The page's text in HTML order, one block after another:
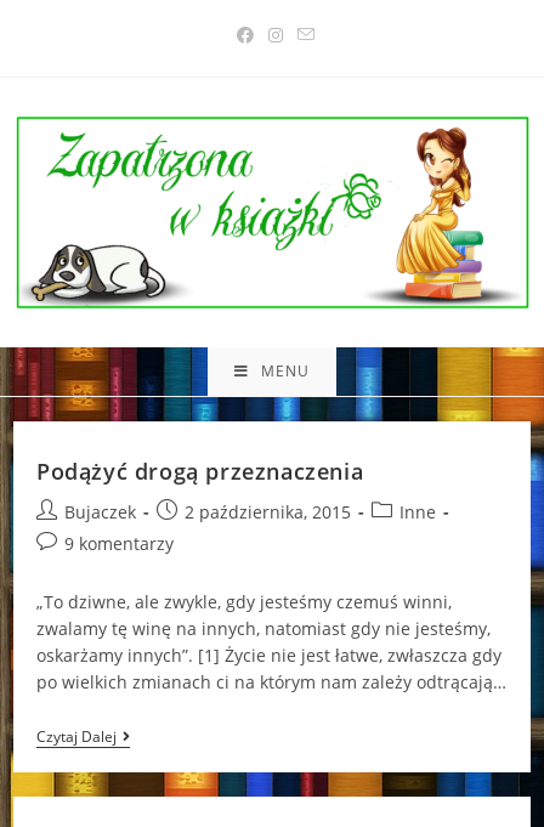
MENU
Podążyć drogą przeznaczenia
Post
author:
Bujaczek
Post
published:
2 października, 2015
PostInne
Post9 komentarzy
„To dziwne, ale zwykle, gdy jesteśmy czemuś winni,
zwalamy tę winę na innych, natomiast gdy nie jesteśmy,
oskarżamy innych”. [1] Życie nie jest łatwe, zwłaszcza gdy
po wielkich zmianach ci na którym nam zależy odtrącają…
Czytaj DalejPodążyć
Drogą
Przeznaczenia